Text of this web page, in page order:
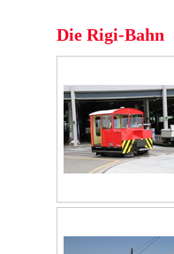
Die Rigi-Bahn